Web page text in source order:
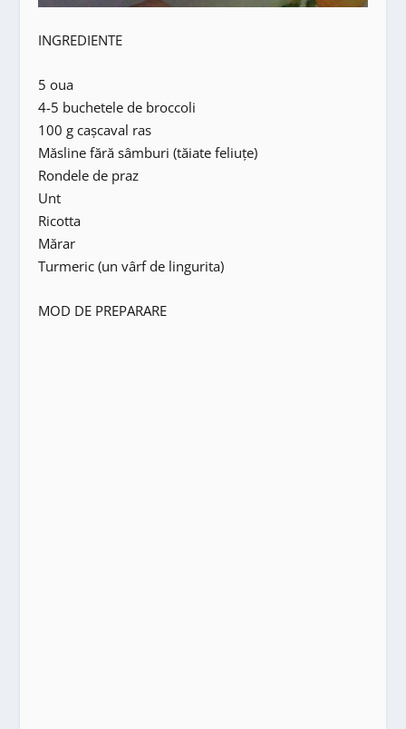
INGREDIENTE
5 oua
4-5 buchetele de broccoli
100 g cașcaval ras
Măsline fără sâmburi (tăiate feliuțe)
Rondele de praz
Unt
Ricotta
Mărar
Turmeric (un vârf de lingurita)
MOD DE PREPARARE